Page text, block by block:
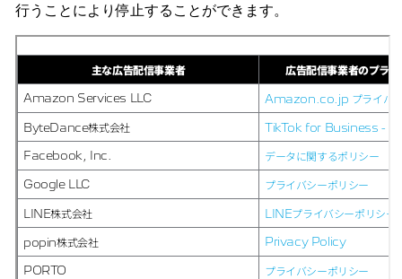
行うことにより停止することができます。